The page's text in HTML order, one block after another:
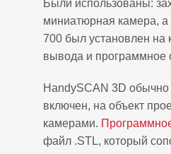
Были использованы:
миниатюрная камера, а
700 был установлен на
вывода и программное
HandySCAN 3D обычно
включен, на объект
камерами.
файл .STL, который